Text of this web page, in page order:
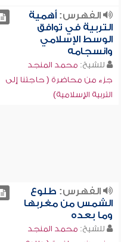
الفهرس:أهمية
التربية في توافق
الوسط الإسلامي
وانسجامه
للشيخ: محمد المنجد
جزء من محاضرة ( حاجتنا إلى
التربية الإسلامية)
الفهرس: طلوع
الشمس من مغربها
وما بعده
للشيخ: محمد المنجد